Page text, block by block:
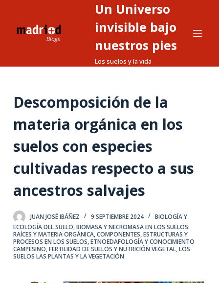
o
Un Universo
invisible bajo
nuestros pies
Los suelos y la vida
Descomposición de la
materia orgánica en los
suelos con especies
cultivadas respecto a sus
ancestros salvajes
JUAN JOSÉ IBÁÑEZ 9 SEPTIEMBRE 2024
BIOLOGÍA Y
ECOLOGÍA DEL SUELO,BIOMASA Y NECROMASA EN LOS SUELOS:
RAÍCES Y MATERIA ORGÁNICA,COMPONENTES, ESTRUCTURAS Y
PROCESOS EN LOS SUELOS,ETNOEDAFOLOGÍA Y CONOCIMIENTO
CAMPESINO,FERTILIDAD DE SUELOS Y NUTRICIÓN VEGETAL,LOS
SUELOS LAS PLANTAS Y LA VEGETACIÓN